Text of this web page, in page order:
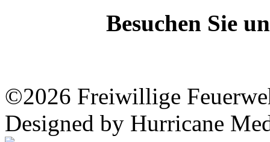
Besuchen Sie
©2026 Freiwillige
Designed by Hurricane